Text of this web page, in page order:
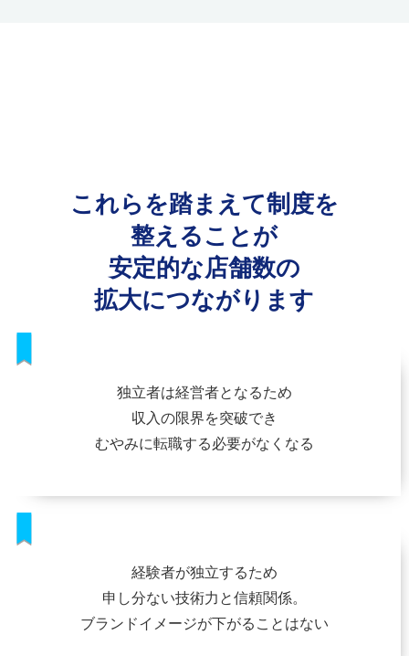
これらを踏まえて制度を
整えることが
安定的な店舗数の
拡大につながります
独立者は経営者となるため
収入の限界を突破でき
むやみに転職する必要がなくなる
経験者が独立するため
申し分ない技術力と信頼関係。
ブランドイメージが下がることはない